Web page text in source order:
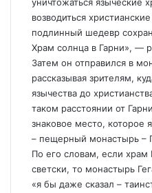
возводиться
подлинный шедевр
Храм солнца в Гарни», —
Затем он отправился в
рассказывая зрителям,
язычества до
таком расстоянии от
знаковое место,
– пещерный монастырь –
По его словам, если храм
светски, то монастырь
«я бы даже сказал –